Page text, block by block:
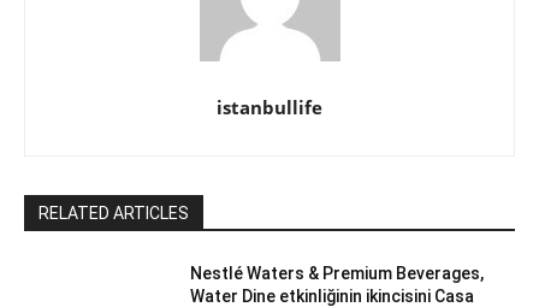
istanbullife
RELATED ARTICLES
Nestlé Waters & Premium Beverages,
Water Dine etkinliğinin ikincisini Casa